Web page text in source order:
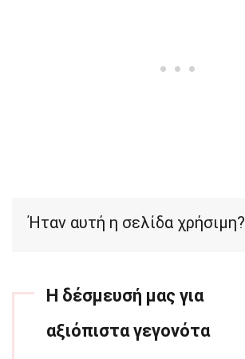
Ήταν αυτή η σελίδα χρήσιμη?
Η δέσμευσή μας για
αξιόπιστα γεγονότα